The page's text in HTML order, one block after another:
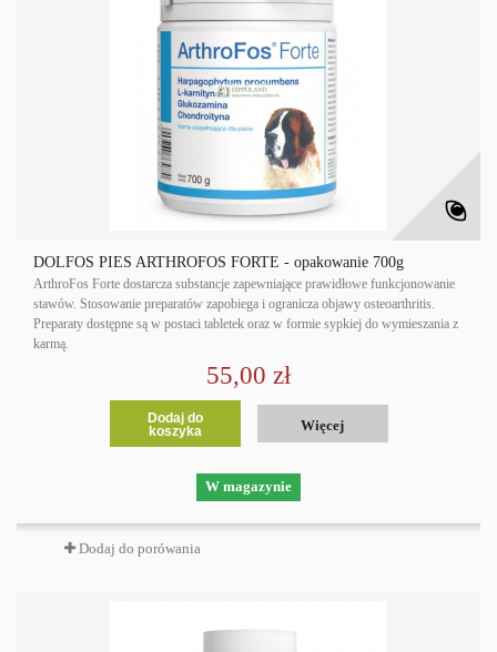
DOLFOS PIES ARTHROFOS FORTE - opakowanie 700g
ArthroFos Forte dostarcza substancje zapewniające prawidłowe funkcjonowanie
stawów. Stosowanie preparatów zapobiega i ogranicza objawy osteoarthritis.
Preparaty dostępne są w postaci tabletek oraz w formie sypkiej do wymieszania z
karmą.
55,00 zł
Dodaj do
koszyka
Więcej
W magazynie
Dodaj do porówania